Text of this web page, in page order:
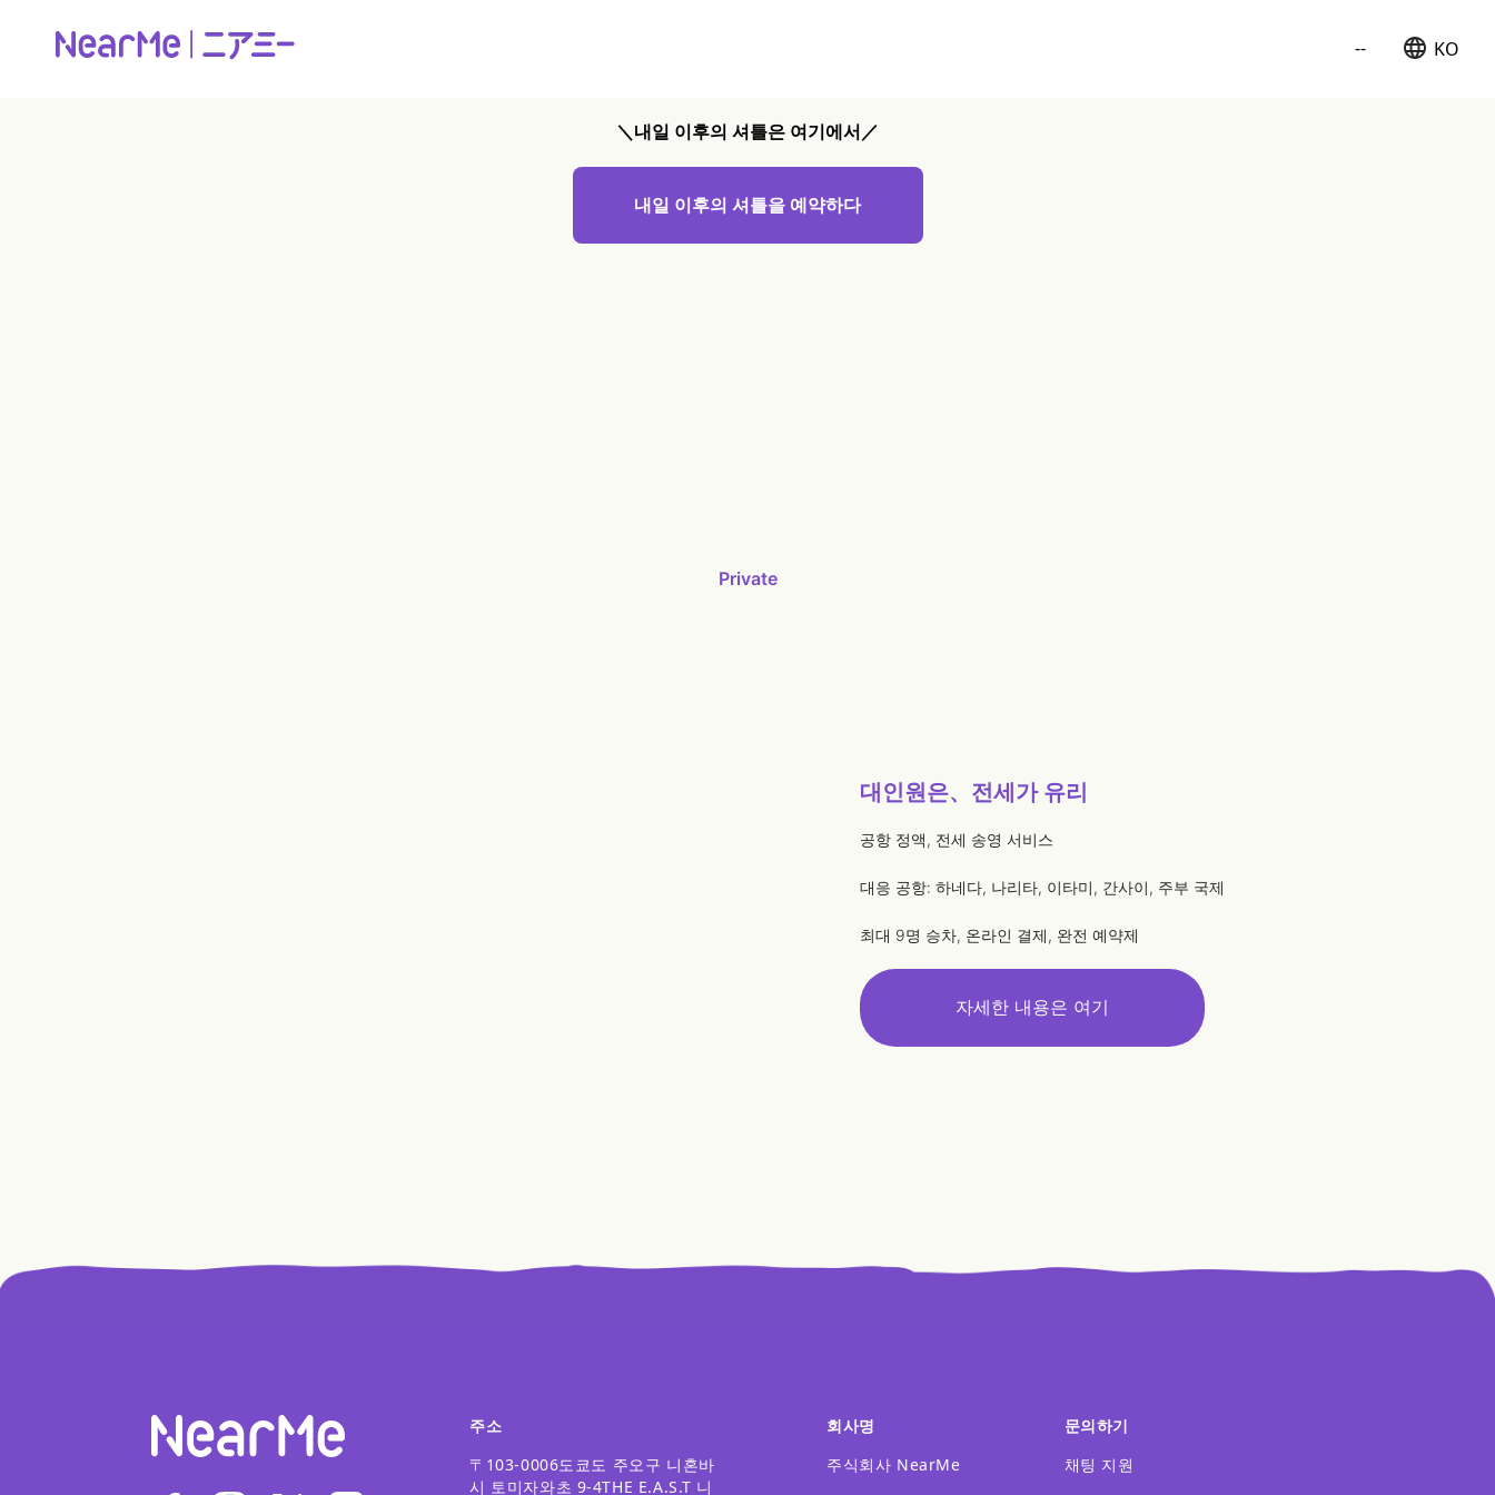
KO
--
＼내일 이후의 셔틀은 여기에서／
내일 이후의 셔틀을 예약하다
Private
대인원은、전세가 유리
공항 정액, 전세 송영 서비스
대응 공항: 하네다, 나리타, 이타미, 간사이, 주부 국제
최대 9명 승차, 온라인 결제, 완전 예약제
자세한 내용은 여기
주소
〒103-0006도쿄도 주오구 니혼바
시 토미자와초 9-4THE E.A.S.T 니
회사명
주식회사 NearMe
문의하기
채팅 지원